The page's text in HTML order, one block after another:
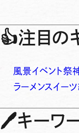
👍注目の
風景イベント祭
ラーメンスイーツ
🖊キーワ